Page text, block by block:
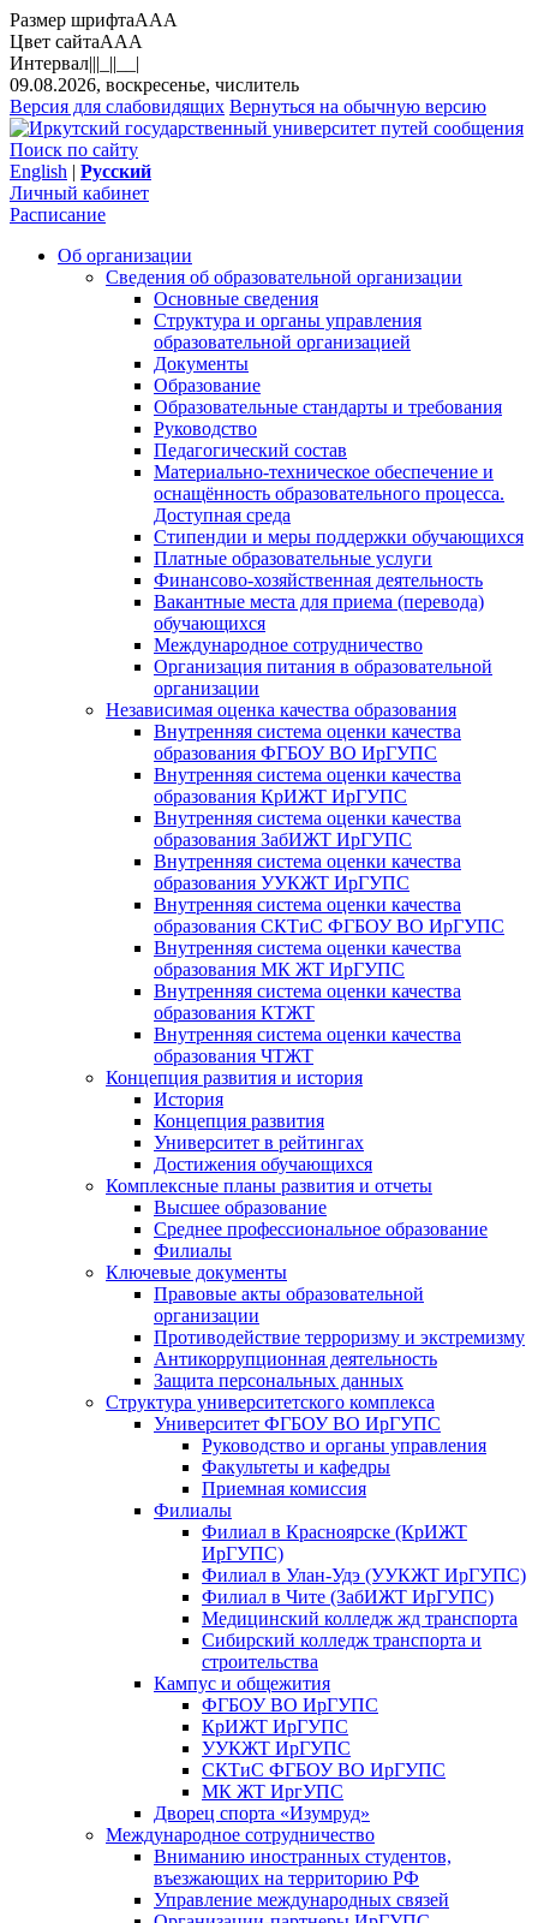
Размер шрифтаAAA
Цвет сайтаAAA
Интервал|||_||__|
09.08.2026, воскресенье, числитель
Версия для слабовидящих Вернуться на обычную версию
Поиск по сайту
English | Русский
Личный кабинет
Расписание
Об организации
Сведения об образовательной организации
Основные сведения
Структура и органы управления
образовательной организацией
Документы
Образование
Образовательные стандарты и требования
Руководство
Педагогический состав
Материально-техническое обеспечение и
оснащённость образовательного процесса.
Доступная среда
Стипендии и меры поддержки обучающихся
Платные образовательные услуги
Финансово-хозяйственная деятельность
Вакантные места для приема (перевода)
обучающихся
Международное сотрудничество
Организация питания в образовательной
организации
Независимая оценка качества образования
Внутренняя система оценки качества
образования ФГБОУ ВО ИрГУПС
Внутренняя система оценки качества
образования КрИЖТ ИрГУПС
Внутренняя система оценки качества
образования ЗабИЖТ ИрГУПС
Внутренняя система оценки качества
образования УУКЖТ ИрГУПС
Внутренняя система оценки качества
образования СКТиС ФГБОУ ВО ИрГУПС
Внутренняя система оценки качества
образования МК ЖТ ИрГУПС
Внутренняя система оценки качества
образования КТЖТ
Внутренняя система оценки качества
образования ЧТЖТ
Концепция развития и история
История
Концепция развития
Университет в рейтингах
Достижения обучающихся
Комплексные планы развития и отчеты
Высшее образование
Среднее профессиональное образование
Филиалы
Ключевые документы
Правовые акты образовательной
организации
Противодействие терроризму и экстремизму
Антикоррупционная деятельность
Защита персональных данных
Структура университетского комплекса
Университет ФГБОУ ВО ИрГУПС
Руководство и органы управления
Факультеты и кафедры
Приемная комиссия
Филиалы
Филиал в Красноярске (КрИЖТ
ИрГУПС)
Филиал в Улан-Удэ (УУКЖТ ИрГУПС)
Филиал в Чите (ЗабИЖТ ИрГУПС)
Медицинский колледж жд транспорта
Сибирский колледж транспорта и
строительства
Кампус и общежития
ФГБОУ ВО ИрГУПС
КрИЖТ ИрГУПС
УУКЖТ ИрГУПС
СКТиС ФГБОУ ВО ИрГУПС
МК ЖТ ИргУПС
Дворец спорта «Изумруд»
Международное сотрудничество
Вниманию иностранных студентов,
въезжающих на территорию РФ
Управление международных связей